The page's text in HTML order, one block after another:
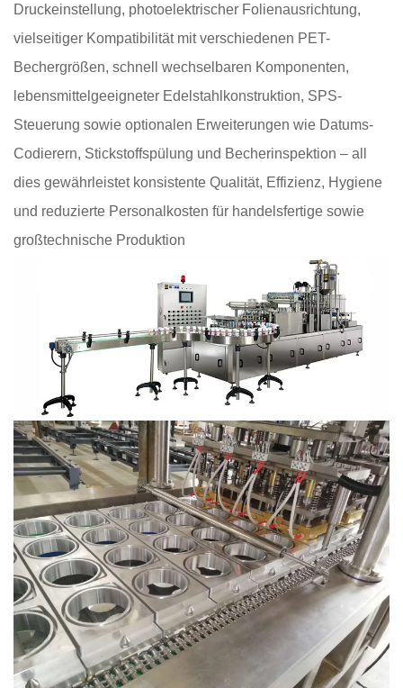
Druckeinstellung, photoelektrischer Folienausrichtung,
vielseitiger Kompatibilität mit verschiedenen PET-
Bechergrößen, schnell wechselbaren Komponenten,
lebensmittelgeeigneter Edelstahlkonstruktion, SPS-
Steuerung sowie optionalen Erweiterungen wie Datums-
Codierern, Stickstoffspülung und Becherinspektion – all
dies gewährleistet konsistente Qualität, Effizienz, Hygiene
und reduzierte Personalkosten für handelsfertige sowie
großtechnische Produktion